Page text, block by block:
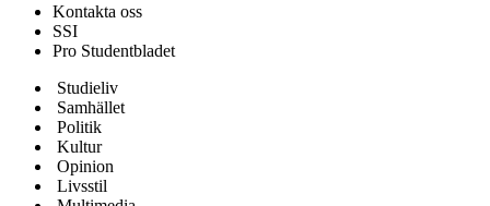
Kontakta oss
SSI
Pro Studentbladet
Studieliv
Samhället
Politik
Kultur
Opinion
Livsstil